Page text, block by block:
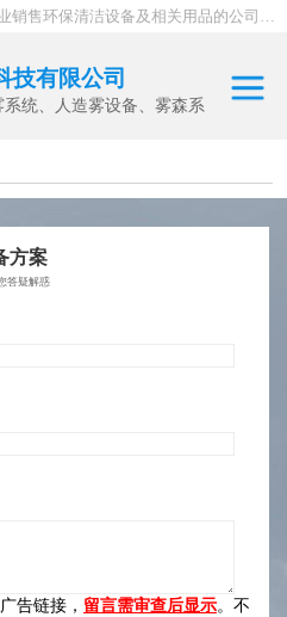
河南绿森环保科技有限公司一家专业销售环保清洁设备及相关用品的公司，产品包括：音乐喷泉、雾森系统、人造雾设备、景观人造雾、人造雾系统、小区喷雾设备、高压喷雾降尘设备、料仓喷雾除尘系统、喷雾降温加湿设备、郑州喷雾消毒设备，等八大系列上百个品种。
技有限公司
统、人造雾设备、雾森系
方案
答疑解惑
告链接， 留言需审查后显示。不